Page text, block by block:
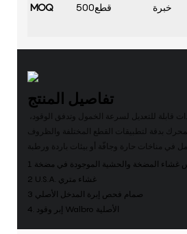
MOQ
قطع500 خبرة
تفاصيل المنتج
بدقة لتطبيقات القطع المختلفة والظروف
2 U.S.A. غشاء متري
3 صمام فحص إبرة المدخل الأصلي
4. إبر وقود Walbro الأصلية